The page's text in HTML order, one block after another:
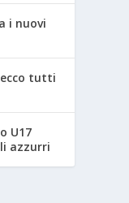
i nuovi
ecco tutti
U17
azzurri